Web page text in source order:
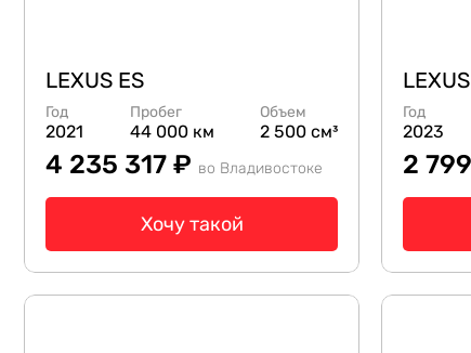
LEXUS ES
Год
2021
Пробег
44 000 км
Объем
2 500 см³
4 235 317 ₽ во Владивостоке
Хочу такой
Год
2023
2